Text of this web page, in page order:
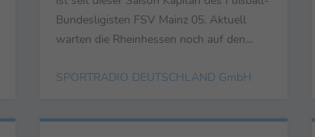
Bundesligisten FSV Mainz 05. Aktuell
warten die Rheinhessen noch auf den
gegen Hertha BSC endlich kommen. Mit
Duell mit Ex-Coach Sandro Schwarz den
SPORTRADIO DEUTSCHLAND GmbH